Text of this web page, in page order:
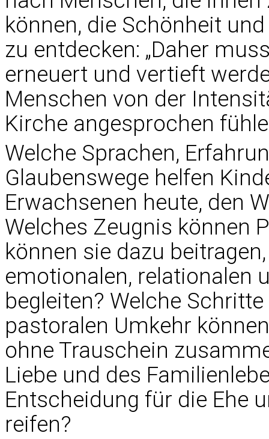
können, die Schönheit
zu entdecken: „Daher
erneuert und vertieft
Menschen von der
Kirche angesprochen
Welche Sprachen,
Glaubenswege helfen
Erwachsenen heute, den
Welches Zeugnis können
können sie dazu
emotionalen, relationalen
begleiten? Welche
pastoralen Umkehr
ohne Trauschein
Liebe und des
Entscheidung für die Ehe
reifen?